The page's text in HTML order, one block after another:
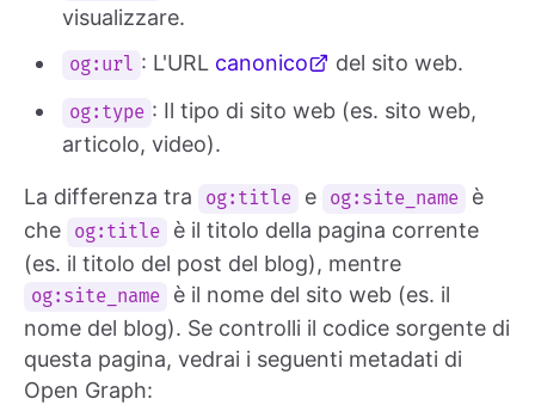
visualizzare.
og:url : L'URL canonico del sito web.
og:type : Il tipo di sito web (es. sito web,
articolo, video).
La differenza tra og:title e og:site_name
è
che
og:title
è il titolo della pagina corrente
(es. il titolo del post del blog), mentre
og:site_name
è il nome del sito web (es. il
nome del blog). Se controlli il codice sorgente di
questa pagina, vedrai i seguenti metadati di
Open Graph: